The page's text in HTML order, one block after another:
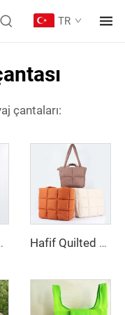
TR
çantaları:
Alışveriş Çantaları Hafif Quilted Haftasonu Gece Çantası, Naylon Omuz Çantası, İş Seyahat Satchel El Çantası, Kadınlar İçin Puffer Tote Çanta